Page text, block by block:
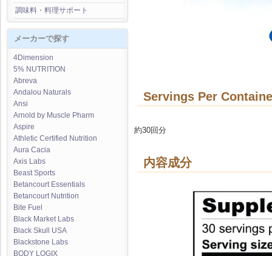
調味料・料理サポート
メーカーで探す
4Dimension
5% NUTRITION
Abreva
Andalou Naturals
Ansi
Arnold by Muscle Pharm
Aspire
Athletic Certified Nutrition
Aura Cacia
Axis Labs
Beast Sports
Betancourt Essentials
Betancourt Nutrition
Bite Fuel
Black Market Labs
Black Skull USA
Blackstone Labs
BODY LOGIX
Servings Per
約30回分
内容成分